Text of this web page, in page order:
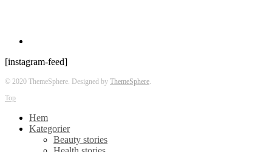
[instagram-feed]
© 2020 ThemeSphere. Designed by ThemeSphere
Top
Hem
Kategorier
Beauty stories